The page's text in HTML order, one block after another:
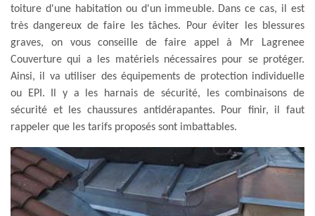
toiture d'une habitation ou d'un immeuble. Dans ce cas, il est
très dangereux de faire les tâches. Pour éviter les blessures
graves, on vous conseille de faire appel à Mr Lagrenee
Couverture qui a les matériels nécessaires pour se protéger.
Ainsi, il va utiliser des équipements de protection individuelle
ou EPI. Il y a les harnais de sécurité, les combinaisons de
sécurité et les chaussures antidérapantes. Pour finir, il faut
rappeler que les tarifs proposés sont imbattables.